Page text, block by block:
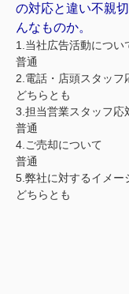
の対応と違い不親
んなものか。
1.当社広告活動につい
普通
2.電話・店頭スタッフ
どちらとも
3.担当営業スタッフ応
普通
4.ご売却について
普通
5.弊社に対するイメー
どちらとも